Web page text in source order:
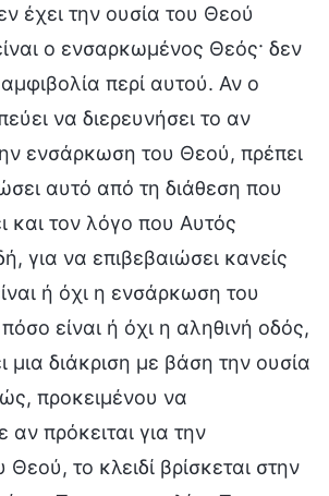
έχει την ουσία του Θεού
ο ενσαρκωμένος Θεός· δεν
περί αυτού. Αν ο
να διερευνήσει το αν
ενσάρκωση του Θεού, πρέπει
αυτό από τη διάθεση που
και τον λόγο που Αυτός
για να επιβεβαιώσει κανείς
ή όχι η ενσάρκωση του
είναι ή όχι η αληθινή οδός,
μια διάκριση με βάση την ουσία
προκειμένου να
αν πρόκειται για την
το κλειδί βρίσκεται στην